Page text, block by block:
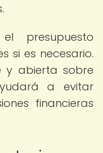
presupuesto
si es necesario.
y abierta sobre
a evitar
financieras